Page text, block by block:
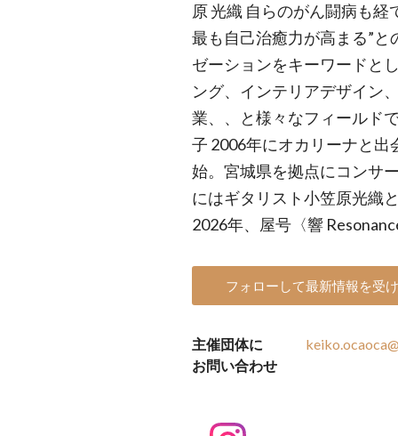
原 光織 自らのがん闘病も
最も自己治癒力が高まる”
ゼーションをキーワードと
ング、インテリアデザイン
業、、と様々なフィールド
子 2006年にオカリーナと
始。宮城県を拠点にコンサ
にはギタリスト小笠原光織
2026年、屋号〈響
フォローして最新情報を受
主催団体に
お問い合わせ